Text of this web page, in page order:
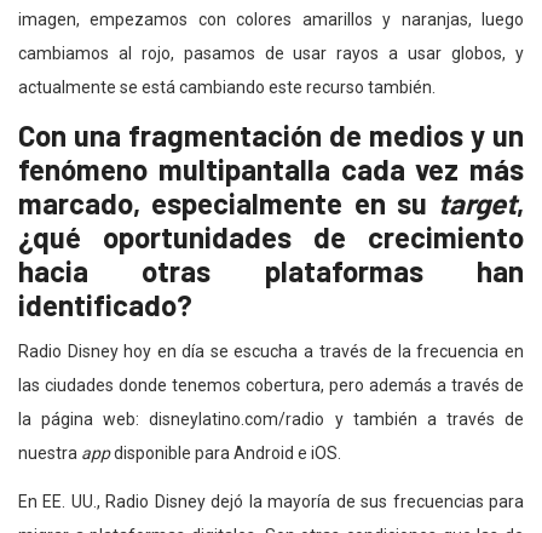
imagen, empezamos con colores amarillos y naranjas, luego
cambiamos al rojo, pasamos de usar rayos a usar globos, y
actualmente se está cambiando este recurso también.
Con una fragmentación de medios y un
fenómeno multipantalla cada vez más
marcado, especialmente en su target,
¿qué oportunidades de crecimiento
hacia otras plataformas han
identificado?
Radio Disney hoy en día se escucha a través de la frecuencia en
las ciudades donde tenemos cobertura, pero además a través de
la página web: disneylatino.com/radio y también a través de
nuestra appdisponible para Android e iOS.
En EE. UU., Radio Disney dejó la mayoría de sus frecuencias para